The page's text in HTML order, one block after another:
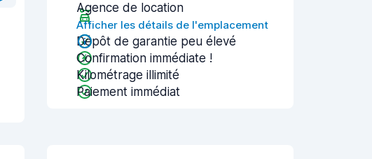
Agence de location
Afficher les détails de l'emplacement
Dépôt de garantie peu élevé
Confirmation immédiate !
Kilométrage illimité
Paiement immédiat